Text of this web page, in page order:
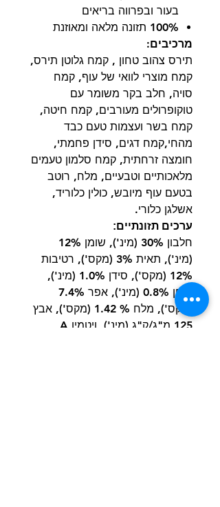
בעור ובפרווה בריאים
100% תזונה מלאה ומאוזנת
מרכיבים:
תירס צהוב טחון , קמח גלוטן תירס,
קמח מוצרי לוואי של עוף, קמח
סויה, חלב בקר משומר עם
טוקופרולים מעורבים, קמח חיטה,
קמח בשר ועצמות טעם כבד
מהחי,קמח דגים, סידן פחמתי,
חומצה זרחתית, קמח סלמון טעמים
מלאכותיים וטבעיים, מלח, רוטב
בטעם עוף מיובש, כולין כלוריד,
אשלגן כלורי.
ערכים תזונתיים:
חלבון 30% (מינ'), שומן 12%
(מינ'), תאית 3% (מקס'), רטיבות
12% (מקס'), סידן 1.0% (מינ'),
זרחן 0.8% (מינ'), אפר 7.4%
(מקס'), מלח % 1.42 (מקס'), אבץ
125 מ"ג/ק"ג (מינ'), ויטמין A